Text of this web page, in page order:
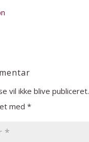
vil ikke blive publiceret.
med *